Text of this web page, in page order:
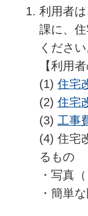
利用者
課に、
ください
【利用
(1) 住宅
(2) 住宅
(3) 工事
(4) 住宅
るもの
・写真
・簡単